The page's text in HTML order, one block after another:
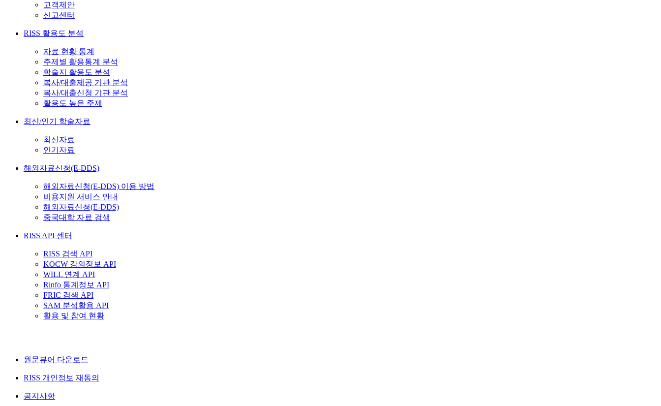
고객제안
신고센터
RISS 활용도 분석
자료 현황 통계
주제별 활용통계 분석
학술지 활용도 분석
복사/대출제공 기관 분석
복사/대출신청 기관 분석
활용도 높은 주제
최신/인기 학술자료
최신자료
인기자료
해외자료신청(E-DDS)
해외자료신청(E-DDS) 이용 방법
비용지원 서비스 안내
해외자료신청(E-DDS)
중국대학 자료 검색
RISS API 센터
RISS 검색 API
KOCW 강의정보 API
WILL 연계 API
Rinfo 통계정보 API
FRIC 검색 API
SAM 분석활용 API
활용 및 참여 현황
원문뷰어 다운로드
RISS 개인정보 재동의
공지사항